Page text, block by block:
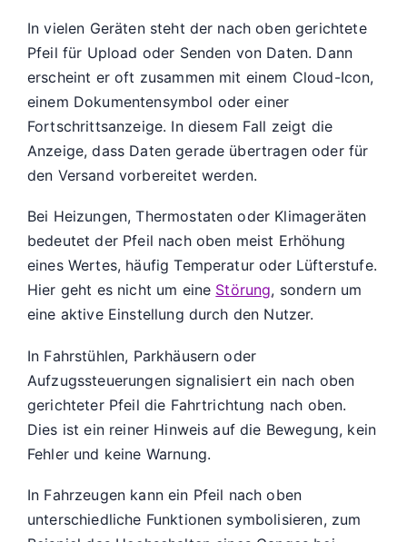
In vielen Geräten steht der nach oben gerichtete
Pfeil für Upload oder Senden von Daten. Dann
erscheint er oft zusammen mit einem Cloud-Icon,
einem Dokumentensymbol oder einer
Fortschrittsanzeige. In diesem Fall zeigt die
Anzeige, dass Daten gerade übertragen oder für
den Versand vorbereitet werden.
Bei Heizungen, Thermostaten oder Klimageräten
bedeutet der Pfeil nach oben meist Erhöhung
eines Wertes, häufig Temperatur oder Lüfterstufe.
Hier geht es nicht um eine Störung, sondern um
eine aktive Einstellung durch den Nutzer.
In Fahrstühlen, Parkhäusern oder
Aufzugssteuerungen signalisiert ein nach oben
gerichteter Pfeil die Fahrtrichtung nach oben.
Dies ist ein reiner Hinweis auf die Bewegung, kein
Fehler und keine Warnung.
In Fahrzeugen kann ein Pfeil nach oben
unterschiedliche Funktionen symbolisieren, zum